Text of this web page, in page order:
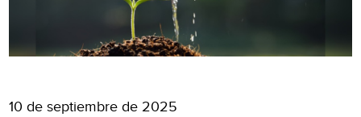
10 de septiembre de 2025